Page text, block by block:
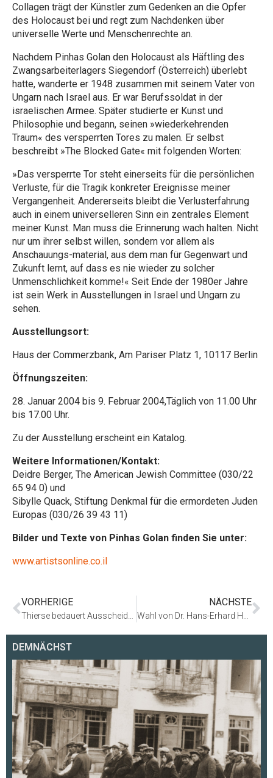
Collagen trägt der Künstler zum Gedenken an die Opfer
des Holocaust bei und regt zum Nachdenken über
universelle Werte und Menschenrechte an.
Nachdem Pinhas Golan den Holocaust als Häftling des
Zwangsarbeiterlagers Siegendorf (Österreich) überlebt
hatte, wanderte er 1948 zusammen mit seinem Vater von
Ungarn nach Israel aus. Er war Berufssoldat in der
israelischen Armee. Später studierte er Kunst und
Philosophie und begann, seinen »wiederkehrenden
Traum« des versperrten Tores zu malen. Er selbst
beschreibt »The Blocked Gate« mit folgenden Worten:
»Das versperrte Tor steht einerseits für die persönlichen
Verluste, für die Tragik konkreter Ereignisse meiner
Vergangenheit. Andererseits bleibt die Verlusterfahrung
auch in einem universelleren Sinn ein zentrales Element
meiner Kunst. Man muss die Erinnerung wach halten. Nicht
nur um ihrer selbst willen, sondern vor allem als
Anschauungs-material, aus dem man für Gegenwart und
Zukunft lernt, auf dass es nie wieder zu solcher
Unmenschlichkeit komme!« Seit Ende der 1980er Jahre
ist sein Werk in Ausstellungen in Israel und Ungarn zu
sehen.
Ausstellungsort:
Haus der Commerzbank, Am Pariser Platz 1, 10117 Berlin
Öffnungszeiten:
28. Januar 2004 bis 9. Februar 2004,Täglich von 11.00 Uhr
bis 17.00 Uhr.
Zu der Ausstellung erscheint ein Katalog.
Weitere Informationen/Kontakt:
Deidre Berger, The American Jewish Committee (030/22
65 94 0) und
Sibylle Quack, Stiftung Denkmal für die ermordeten Juden
Europas (030/26 39 43 11)
Bilder und Texte von Pinhas Golan finden Sie unter:
www.artistsonline.co.il
VORHERIGE NÄCHSTE
DEMNÄCHST